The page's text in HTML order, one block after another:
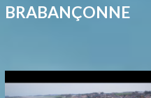
BRABANÇONNE